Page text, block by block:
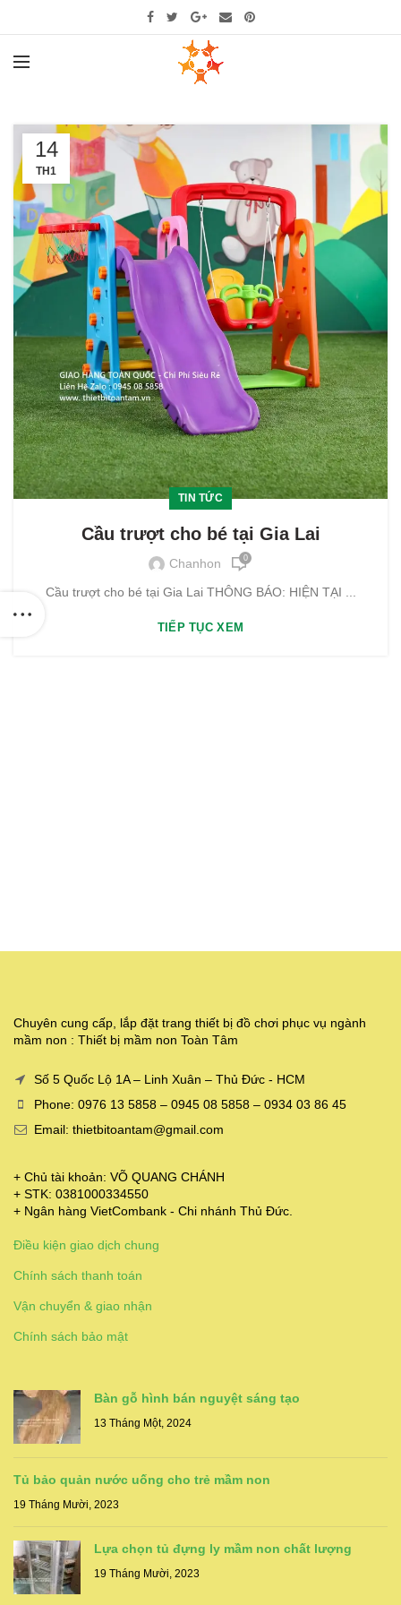
14
TH1
TIN TỨC
Cầu trượt cho bé tại Gia Lai
Chanhon 0
Cầu trượt cho bé tại Gia Lai THÔNG BÁO: HIỆN TẠI ...
TIẾP TỤC XEM
Chuyên cung cấp, lắp đặt trang thiết bị đồ chơi phục vụ ngành
mầm non : Thiết bị mầm non Toàn Tâm
Số 5 Quốc Lộ 1A – Linh Xuân – Thủ Đức - HCM
Phone: 0976 13 5858 – 0945 08 5858 – 0934 03 86 45
Email: thietbitoantam@gmail.com
+ Chủ tài khoản: VÕ QUANG CHÁNH
+ STK: 0381000334550
+ Ngân hàng VietCombank - Chi nhánh Thủ Đức.
Điều kiện giao dịch chung
Chính sách thanh toán
Vận chuyển & giao nhận
Chính sách bảo mật
Bàn gỗ hình bán nguyệt sáng tạo
13 Tháng Một, 2024
Tủ bảo quản nước uống cho trẻ mầm non
19 Tháng Mười, 2023
Lựa chọn tủ đựng ly mầm non chất lượng
19 Tháng Mười, 2023